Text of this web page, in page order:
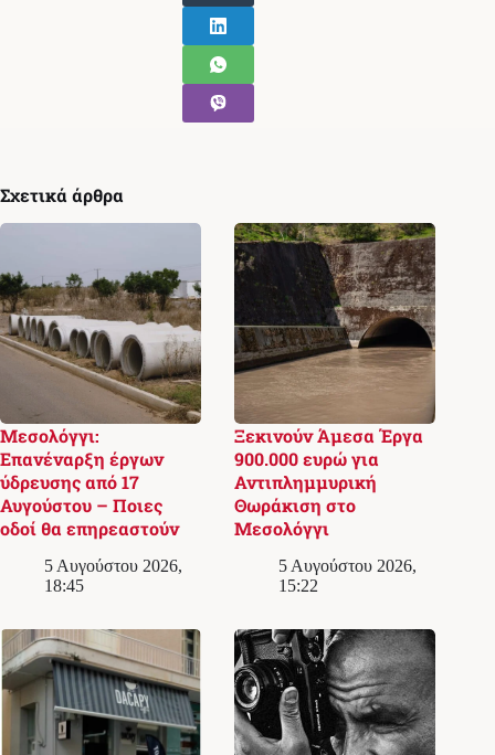
Σχετικά άρθρα
Μεσολόγγι:
Επανέναρξη έργων
ύδρευσης από 17
Αυγούστου – Ποιες
οδοί θα επηρεαστούν
5 Αυγούστου 2026,
18:45
Ξεκινούν Άμεσα Έργα
900.000 ευρώ για
Αντιπλημμυρική
Θωράκιση στο
Μεσολόγγι
5 Αυγούστου 2026,
15:22